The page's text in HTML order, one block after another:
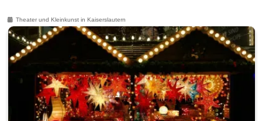
Theater und Kleinkunst in Kaiserslautern